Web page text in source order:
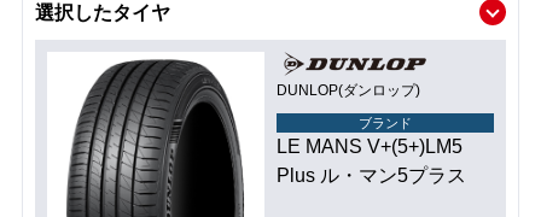
選択したタイヤ
DUNLOP(ダンロップ)
ブランド
LE MANS V+(5+)LM5
Plus ル・マン5プラス